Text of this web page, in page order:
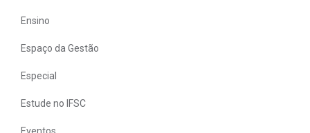
Ensino
Espaço da Gestão
Especial
Estude no IFSC